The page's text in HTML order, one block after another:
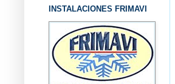
INSTALACIONES FRIMAVI